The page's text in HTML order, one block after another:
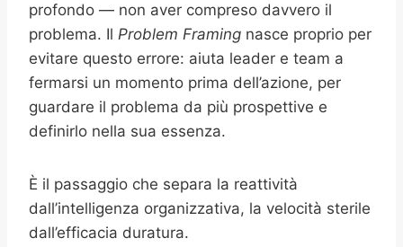
profondo — non aver compreso davvero il
problema. Il Problem Framing nasce proprio per
evitare questo errore: aiuta leader e team a
fermarsi un momento prima dell’azione, per
guardare il problema da più prospettive e
definirlo nella sua essenza.
È il passaggio che separa la reattività
dall’intelligenza organizzativa, la velocità sterile
dall’efficacia duratura.